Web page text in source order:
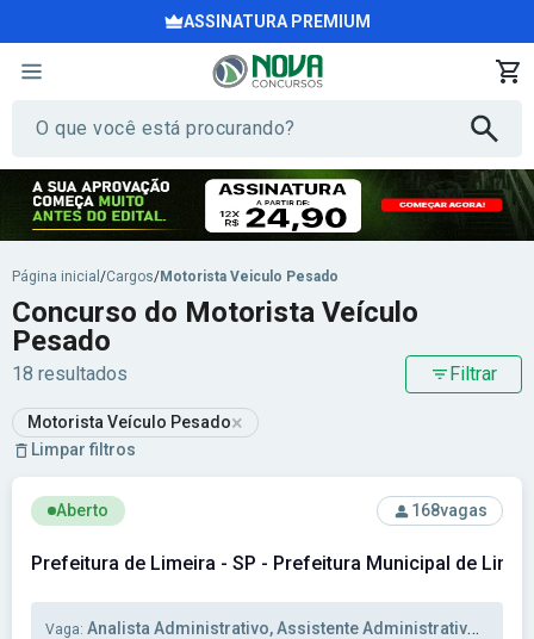
ASSINATURA PREMIUM
Página inicial /Cargos/Motorista Veiculo Pesado
Concurso do Motorista Veículo
Pesado
18 resultados Filtrar
Motorista Veículo Pesado×
Limpar filtros
Ver concurso: Prefeitura de Limeira - SP - Prefeitura
Aberto 168vagas
Prefeitura de Limeira - SP - Prefeitura Municipal de
Vaga: Analista Administrativo, Assistente Administrativo, Auxiliar Administrativo